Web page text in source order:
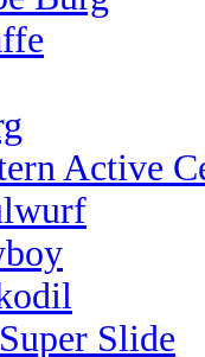
Active
Slide